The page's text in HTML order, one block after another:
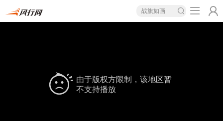
战旗如画
由于版权方限制，该地区暂
不支持播放